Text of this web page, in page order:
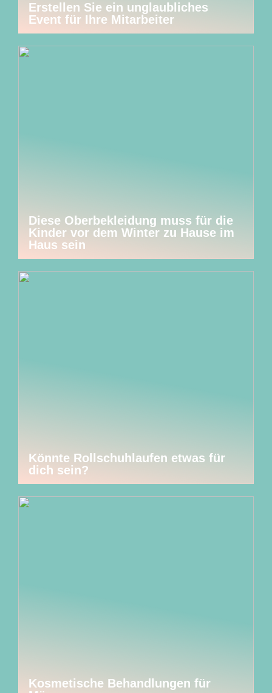
Erstellen Sie ein unglaubliches
Event für Ihre Mitarbeiter
Diese Oberbekleidung muss für die
Kinder vor dem Winter zu Hause im
Haus sein
Könnte Rollschuhlaufen etwas für
dich sein?
Kosmetische Behandlungen für